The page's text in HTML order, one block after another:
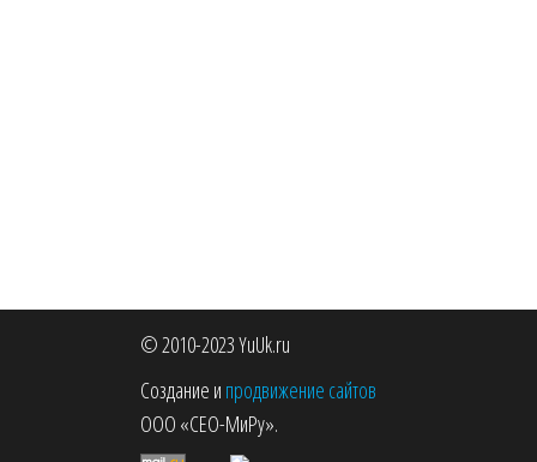
© 2010-2023 YuUk.ru
Создание и продвижение сайтов
ООО «СЕО-МиРу».